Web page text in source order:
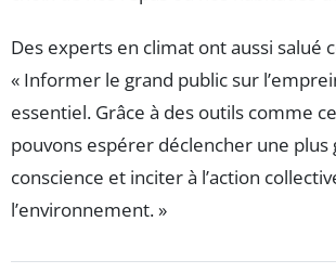
Des experts en climat ont aussi salué
« Informer le grand public sur
essentiel. Grâce à des outils comme
pouvons espérer déclencher une plus
conscience et inciter à l’action
l’environnement. »